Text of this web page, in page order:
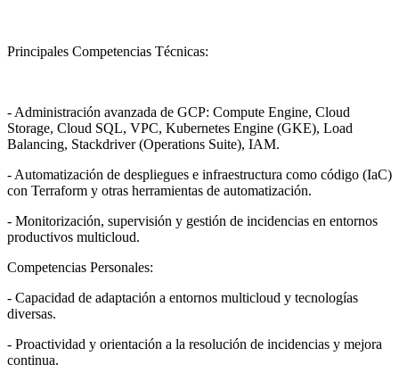
Principales Competencias Técnicas:
- Administración avanzada de GCP: Compute Engine, Cloud
Storage, Cloud SQL, VPC, Kubernetes Engine (GKE), Load
Balancing, Stackdriver (Operations Suite), IAM.
- Automatización de despliegues e infraestructura como código (IaC)
con Terraform y otras herramientas de automatización.
- Monitorización, supervisión y gestión de incidencias en entornos
productivos multicloud.
Competencias Personales:
- Capacidad de adaptación a entornos multicloud y tecnologías
diversas.
- Proactividad y orientación a la resolución de incidencias y mejora
continua.